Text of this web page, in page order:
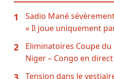
1
Sadio Mané
« Il joue uniquement
2
Eliminatoires Coupe du
Niger – Congo en direct
Tension dans le